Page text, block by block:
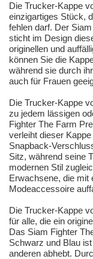
Die Trucker-Kappe
einzigartiges Stück,
fehlen darf. Der
sticht im Design
originellen und
können Sie die
während sie durch
auch für Frauen
Die Trucker-Kappe
zu jedem lässigen
Fighter The Farm
verleiht dieser
Snapback-
Sitz, während seine
modernen Stil
Erwachsene, die mit
Modeaccessoire
Die Trucker-Kappe
für alle, die ein
Das Siam Fighter
Schwarz und Blau
anderen abhebt.